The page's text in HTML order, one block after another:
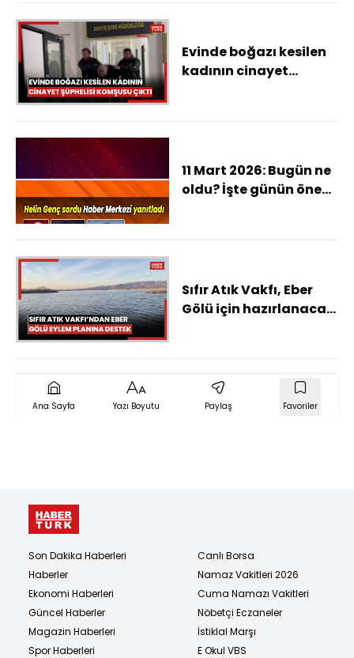
çalıştılar
Evinde boğazı kesilen
kadının cinayet
11 Mart 2026: Bugün ne
oldu? İşte günün öne
Sıfır Atık Vakfı, Eber
Gölü için hazırlanacak
Ana Sayfa Yazı Boyutu Paylaş Favoriler
Son Dakika Haberleri
Haberler
Ekonomi Haberleri
Güncel Haberler
Magazin Haberleri
Spor Haberleri
Canlı Borsa
Namaz Vakitleri 2026
Cuma Namazı Vakitleri
Nöbetçi Eczaneler
İstiklal Marşı
E Okul VBS